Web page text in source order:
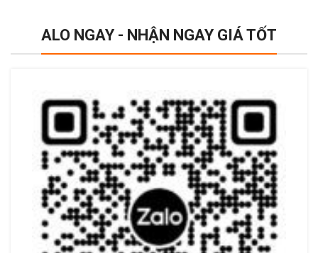
ALO NGAY - NHẬN NGAY GIÁ TỐT